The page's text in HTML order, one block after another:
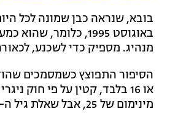
מנהיג. מספיק כדי לשכנע,
או 16 בלבד, קטין על פי חוק
מינימום של 25, אבל שאלת גיל ה-25 הפכה לשולית כשהתברר שאולי מדובר בנער שכלל לא גמר תיכון.